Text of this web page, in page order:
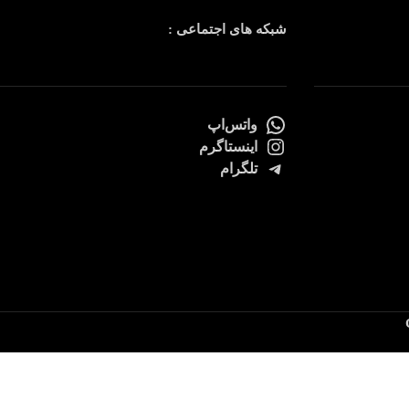
شبکه های اجتماعی :
واتس‌اپ
اینستاگرم
تلگرام